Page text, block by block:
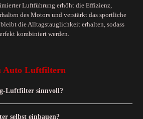
Luftführung erhöht die Effizienz,
des Motors und verstärkt das sportliche
die Alltagstauglichkeit erhalten, sodass
kombiniert werden.
Auto Luftfiltern
Luftfilter sinnvoll?
selbst einbauen?